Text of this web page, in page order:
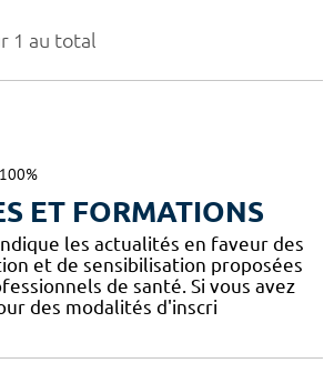
1 au total
100%
ET FORMATIONS
les actualités en faveur des
et de sensibilisation proposées
de santé. Si vous avez
des modalités d'inscri